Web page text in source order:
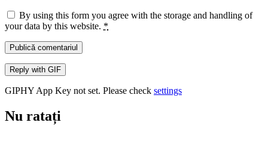
By using this form you agree with the storage and handling of
your data by this website. *
Publică comentariul
Reply with GIF
GIPHY App Key not set. Please check settings
Nu ratați